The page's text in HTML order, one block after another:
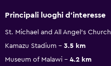
Principali luoghi d'interesse
St. Michael and All Angel's Church
Kamazu Stadium
3.5 km
Museum of Malawi
4.2 km